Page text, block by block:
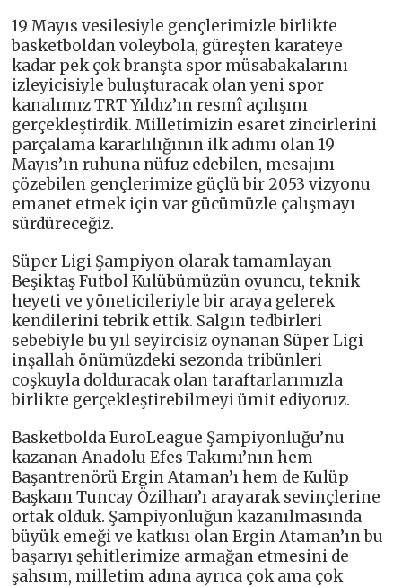
19 Mayıs vesilesiyle gençlerimizle birlikte
basketboldan voleybola, güreşten karateye
kadar pek çok branşta spor müsabakalarını
izleyicisiyle buluşturacak olan yeni spor
kanalımız TRT Yıldız’ın resmî açılışını
gerçekleştirdik. Milletimizin esaret zincirlerini
parçalama kararlılığının ilk adımı olan 19
Mayıs’ın ruhuna nüfuz edebilen, mesajını
çözebilen gençlerimize güçlü bir 2053 vizyonu
emanet etmek için var gücümüzle çalışmayı
sürdüreceğiz.
Süper Ligi Şampiyon olarak tamamlayan
Beşiktaş Futbol Kulübümüzün oyuncu, teknik
heyeti ve yöneticileriyle bir araya gelerek
kendilerini tebrik ettik. Salgın tedbirleri
sebebiyle bu yıl seyircisiz oynanan Süper Ligi
inşallah önümüzdeki sezonda tribünleri
coşkuyla dolduracak olan taraftarlarımızla
birlikte gerçekleştirebilmeyi ümit ediyoruz.
Basketbolda EuroLeague Şampiyonluğu’nu
kazanan Anadolu Efes Takımı’nın hem
Başantrenörü Ergin Ataman’ı hem de Kulüp
Başkanı Tuncay Özilhan’ı arayarak sevinçlerine
ortak olduk. Şampiyonluğun kazanılmasında
büyük emeği ve katkısı olan Ergin Ataman’ın bu
başarıyı şehitlerimize armağan etmesini de
şahsım, milletim adına ayrıca çok ama çok